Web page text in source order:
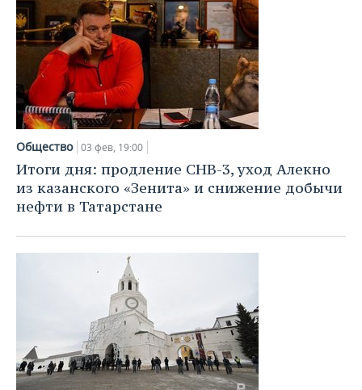
Общество 03 фев, 19:00
Итоги дня: продление СНВ-3, уход Алекно
из казанского «Зенита» и снижение добычи
нефти в Татарстане